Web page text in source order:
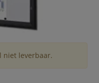
niet leverbaar.